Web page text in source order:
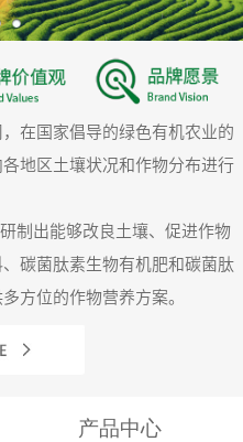
在国家倡导的绿色有机农业的
地区土壤状况和作物分布进行
制出能够改良土壤、促进作物
碳菌肽素生物有机肥和碳菌肽
方位的作物营养方案。
产品中心